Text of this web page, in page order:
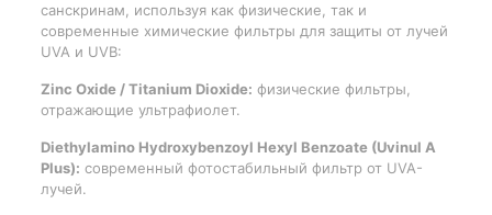
санскринам, используя как физические, так и
современные химические фильтры для защиты от лучей
UVA и UVB:
Zinc Oxide / Titanium Dioxide: физические фильтры,
отражающие ультрафиолет.
Diethylamino Hydroxybenzoyl Hexyl Benzoate (Uvinul A
Plus): современный фотостабильный фильтр от UVA-
лучей.